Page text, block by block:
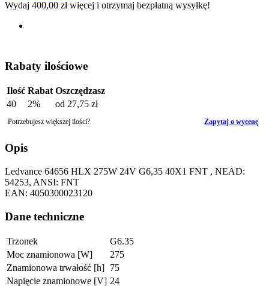
Wydaj 400,00 złwięcej i otrzymaj bezpłatną wysyłkę!
Rabaty ilościowe
Ilość Rabat Oszczędzasz
40
2% od 27,75 zł
Potrzebujesz większej ilości? Zapytaj o wycenę
Opis
Ledvance 64656 HLX 275W 24V G6,35 40X1 FNT , NEAD:
54253, ANSI: FNT
EAN: 4050300023120
Dane techniczne
Trzonek
G6.35
Moc znamionowa [W]
275
Znamionowa trwałość [h] 75
Napięcie znamionowe [V] 24